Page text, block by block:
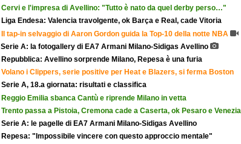
Cervi e l'impresa di Avellino: "Tutto è nato da quel derby perso…"
Liga Endesa: Valencia travolgente, ok Barça e Real, cade Vitoria
Il tap-in selvaggio di Aaron Gordon guida la Top-10 della notte NBA
Serie A: la fotogallery di EA7 Armani Milano-Sidigas Avellino
Repubblica: Avellino sorprende Milano, Repesa è una furia
Volano i Clippers, serie positive per Heat e Blazers, si ferma Boston
Serie A, 18.a giornata: risultati e classifica
Reggio Emilia sbanca Cantù e riprende Milano in vetta
Trento passa a Pistoia, Cremona cade a Caserta, ok Pesaro e Venezia
Serie A: le pagelle di EA7 Armani Milano-Sidigas Avellino
Repesa: "Impossibile vincere con questo approccio mentale"